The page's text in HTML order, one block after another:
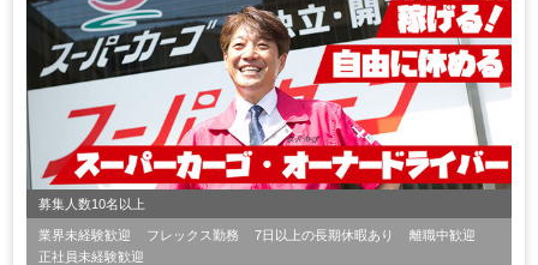
募集人数10名以上
業界未経験歓迎 フレックス勤務 7日以上の長期休暇あり
離職中歓迎
正社員未経験歓迎